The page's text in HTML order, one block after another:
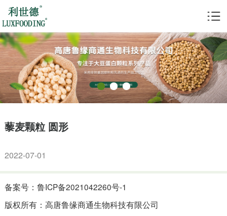
藜麦颗粒 圆形
2022-07-01
备案号：鲁ICP备2021042260号-1
版权所有：高唐鲁缘商通生物科技有限公司